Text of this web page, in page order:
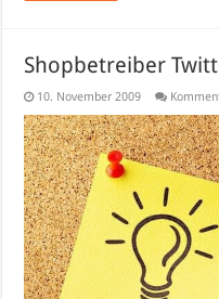
Shopbetreiber
10. November 2009